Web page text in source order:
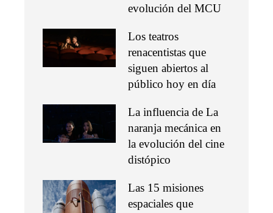
evolución del MCU
Los teatros
renacentistas que
siguen abiertos al
público hoy en día
La influencia de La
naranja mecánica en
la evolución del cine
distópico
Las 15 misiones
espaciales que